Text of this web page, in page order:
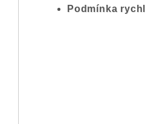
Podmínka